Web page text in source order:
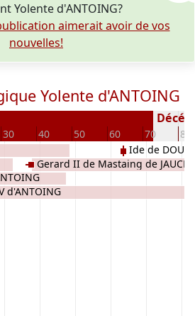
Yolente d'ANTOING?
aimerait avoir de vos
nouvelles!
Yolente d'ANTOING
30 40 50 60 70 80
d'ANTOING
Gerard II de Mastaing de JAUCHE
Ide de DOUAI